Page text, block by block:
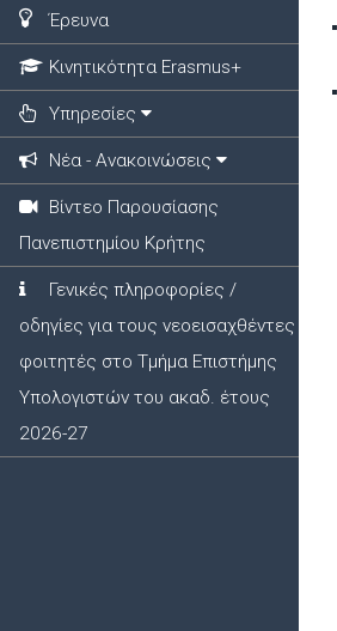
Έρευνα
Κινητικότητα Erasmus+
Υπηρεσίες
Νέα - Ανακοινώσεις
Βίντεο Παρουσίασης
Πανεπιστημίου Κρήτης
Γενικές πληροφορίες /
οδηγίες για τους νεοεισαχθέντες
φοιτητές στο Τμήμα Επιστήμης
Υπολογιστών του ακαδ. έτους
2026-27